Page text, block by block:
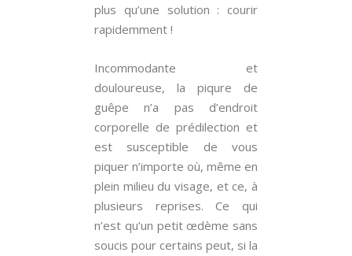
plus qu’une solution : courir
rapidemment !
Incommodante et
douloureuse, la piqure de
guêpe n’a pas d’endroit
corporelle de prédilection et
est susceptible de vous
piquer n’importe où, même en
plein milieu du visage, et ce, à
plusieurs reprises. Ce qui
n’est qu’un petit œdème sans
soucis pour certains peut, si la